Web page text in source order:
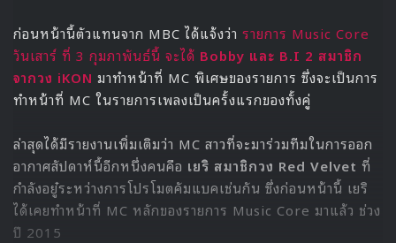
ก่อนหน้านี้ตัวแทนจาก MBC ได้แจ้งว่า รายการ Music Core
วันเสาร์ ที่ 3 กุมภาพันธ์นี้ จะได้ Bobby และ B.I 2 สมาชิก
จากวง iKON มาทำหน้าที่ MC พิเศษของรายการ ซึ่งจะเป็นการ
ทำหน้าที่ MC ในรายการเพลงเป็นครั้งแรกของทั้งคู่
ล่าสุดได้มีรายงานเพิ่มเติมว่า MC สาวที่จะมาร่วมทีมในการออก
อากาศสัปดาห์นี้อีกหนึ่งคนคือ เยริ สมาชิกวง Red Velvet ที่
กำลังอยู๋ระหว่างการโปรโมตคัมแบคเช่นกัน ซึ่งก่อนหน้านี้ เยริ
ได้เคยทำหน้าที่ MC หลักของรายการ Music Core มาแล้ว ช่วง
ปี 2015